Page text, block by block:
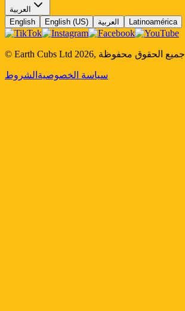
العربية
English
English (US) العربية Latinoamérica
© Earth Cubs Ltd 2026, جميع الحقوق محفوظة
سياسة الخصوصية الشروط